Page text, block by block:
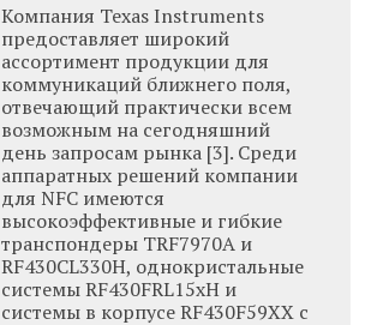
Компания Texas Instruments
предоставляет широкий
ассортимент продукции для
коммуникаций ближнего поля,
отвечающий практически всем
возможным на сегодняшний
день запросам рынка [3]. Среди
аппаратных решений компании
для NFC имеются
высокоэффективные и гибкие
транспондеры TRF7970A и
RF430CL330H, однокристальные
системы RF430FRL15xH и
системы в корпусе RF430F59XX с